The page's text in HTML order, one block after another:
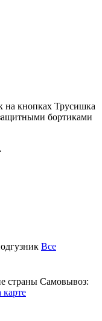
на кнопках Трусишка
бортиками
Все
страны Самовывоз:
карте